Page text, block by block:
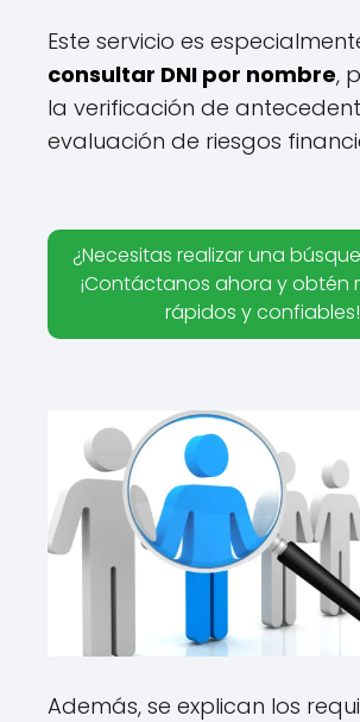
Este servicio es
consultar DNI por nombre,
la verificación de
evaluación de riesgos
¿Necesitas realizar una
¡Contáctanos ahora y obtén
rápidos y
Además, se explican los